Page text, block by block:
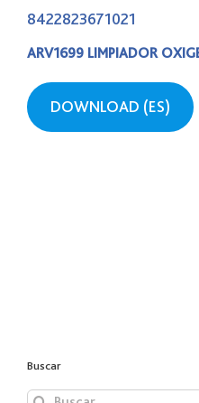
8422823671021
ARV1699 LIMPIADOR
DOWNLOAD (ES)
Buscar